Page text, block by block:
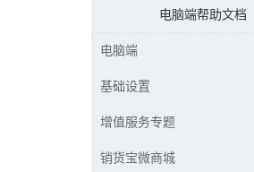
电脑端帮助文档
电脑端
基础设置
增值服务专题
销货宝微商城